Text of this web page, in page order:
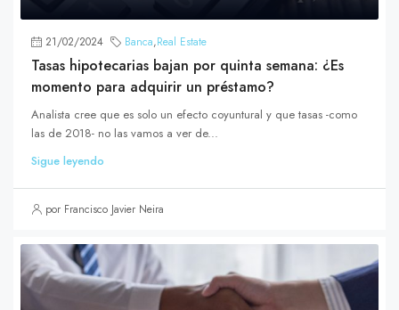
21/02/2024 Banca,Real Estate
Tasas hipotecarias bajan por quinta semana: ¿Es
momento para adquirir un préstamo?
Analista cree que es solo un efecto coyuntural y que tasas -como
las de 2018- no las vamos a ver de...
Sigue leyendo
por Francisco Javier Neira